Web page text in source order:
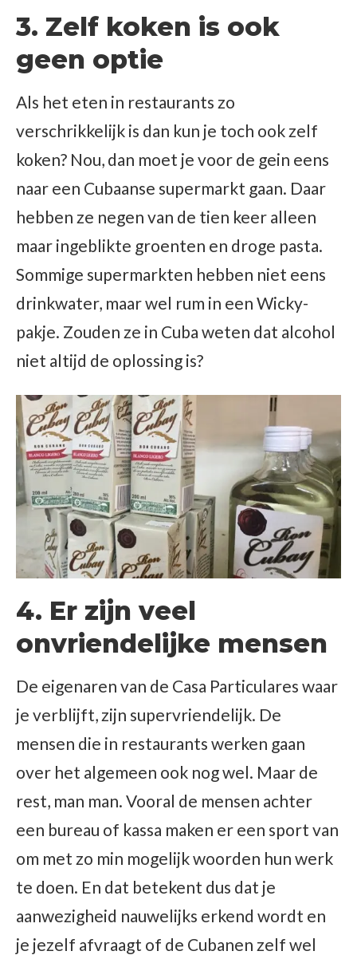
3. Zelf koken is ook
geen optie
Als het eten in restaurants zo
verschrikkelijk is dan kun je toch ook zelf
koken? Nou, dan moet je voor de gein eens
naar een Cubaanse supermarkt gaan. Daar
hebben ze negen van de tien keer alleen
maar ingeblikte groenten en droge pasta.
Sommige supermarkten hebben niet eens
drinkwater, maar wel rum in een Wicky-
pakje. Zouden ze in Cuba weten dat alcohol
niet altijd de oplossing is?
4. Er zijn veel
onvriendelijke mensen
De eigenaren van de Casa Particulares waar
je verblijft, zijn supervriendelijk. De
mensen die in restaurants werken gaan
over het algemeen ook nog wel. Maar de
rest, man man. Vooral de mensen achter
een bureau of kassa maken er een sport van
om met zo min mogelijk woorden hun werk
te doen. En dat betekent dus dat je
aanwezigheid nauwelijks erkend wordt en
je jezelf afvraagt of de Cubanen zelf wel